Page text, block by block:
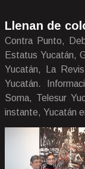
Llenan de
Contra Punto,
Estatus Yucatán,
Yucatán, La
Yucatán.
Soma, Telesur
instante, Yucatán